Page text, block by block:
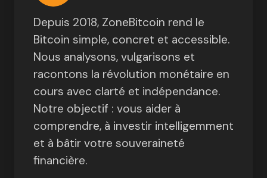
Depuis 2018, ZoneBitcoin rend le
Bitcoin simple, concret et accessible.
Nous analysons, vulgarisons et
racontons la révolution monétaire en
cours avec clarté et indépendance.
Notre objectif : vous aider à
comprendre, à investir intelligemment
et à bâtir votre souveraineté
financière.